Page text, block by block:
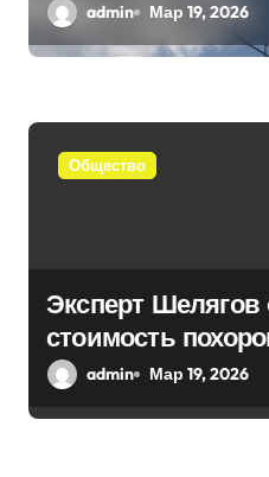
admin Мар 19, 2026
Общество
Эксперт Шелягов
стоимость
России
admin Мар 19, 2026